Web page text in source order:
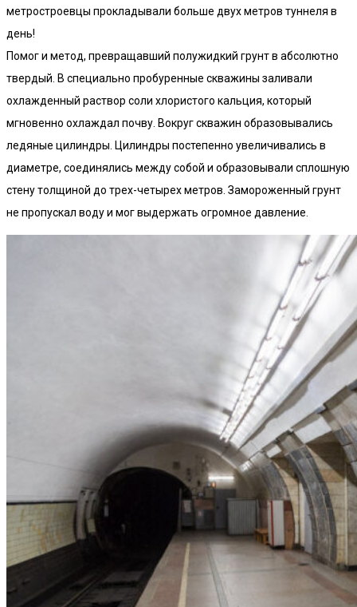
метростроевцы прокладывали больше двух метров туннеля в
день!
Помог и метод, превращавший полужидкий грунт в абсолютно
твердый. В специально пробуренные скважины заливали
охлажденный раствор соли хлористого кальция, который
мгновенно охлаждал почву. Вокруг скважин образовывались
ледяные цилиндры. Цилиндры постепенно увеличивались в
диаметре, соединялись между собой и образовывали сплошную
стену толщиной до трех-четырех метров. Замороженный грунт
не пропускал воду и мог выдержать огромное давление.